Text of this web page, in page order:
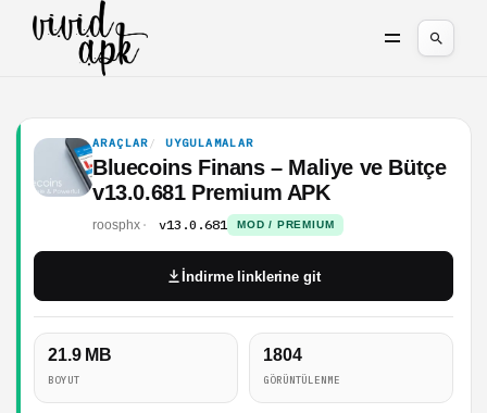
ARAÇLAR UYGULAMALAR
Bluecoins Finans – Maliye ve Bütçe
v13.0.681 Premium APK
roosphx v13.0.681 MOD / PREMIUM
21.9 MB
BOYUT
1804
GÖRÜNTÜLENME
İndirme linklerine git